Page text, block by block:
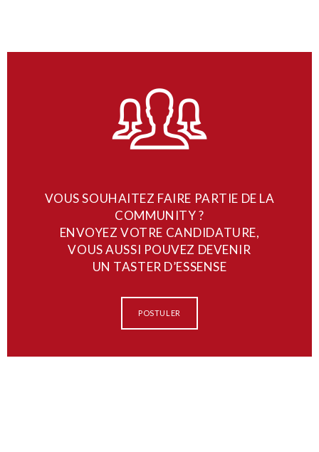
VOUS SOUHAITEZ FAIRE PARTIE DE LA
COMMUNITY ?
ENVOYEZ VOTRE CANDIDATURE,
VOUS AUSSI POUVEZ DEVENIR
UN TASTER D’ESSENSE
POSTULER